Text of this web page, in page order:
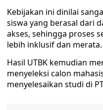
Kebijakan ini dinilai
siswa yang berasal dari
akses, sehingga proses
lebih inklusif dan merata.
Hasil UTBK kemudian
menyeleksi calon
menyelesaikan studi di